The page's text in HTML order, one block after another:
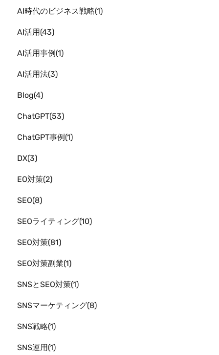
AI時代のビジネス戦略 1
AI活用 43
AI活用事例 1
AI活用法 3
Blog 4
ChatGPT 53
ChatGPT事例 1
DX 3
EO対策 2
SEO 8
SEOライティング 10
SEO対策 81
SEO対策副業 1
SNSとSEO対策 1
SNSマーケティング 8
SNS戦略 1
SNS運用 1